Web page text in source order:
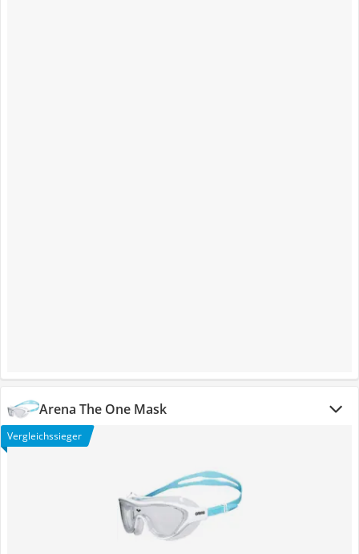
Arena The One Mask
Vergleichssieger